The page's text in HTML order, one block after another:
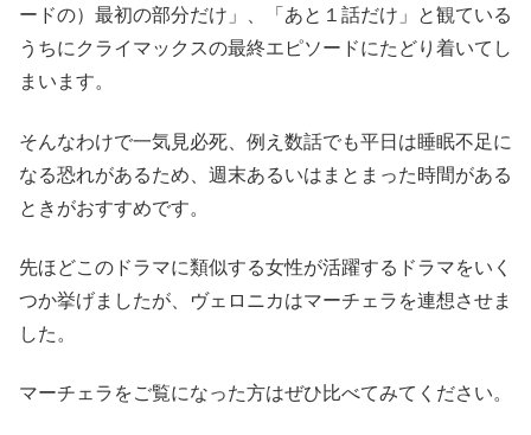
ードの）最初の部分だけ」、「あと１話だけ」と観ている
うちにクライマックスの最終エピソードにたどり着いてし
まいます。
そんなわけで一気見必死、例え数話でも平日は睡眠不足に
なる恐れがあるため、週末あるいはまとまった時間がある
ときがおすすめです。
先ほどこのドラマに類似する女性が活躍するドラマをいく
つか挙げましたが、ヴェロニカはマーチェラを連想させま
した。
マーチェラをご覧になった方はぜひ比べてみてください。